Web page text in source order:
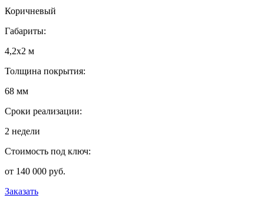
Коричневый
Габариты:
4,2х2 м
Толщина покрытия:
68 мм
Сроки реализации:
2 недели
Стоимость под ключ:
от 140 000 руб.
Заказать